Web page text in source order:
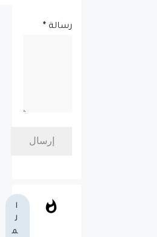
رسالة *
ا
ل
م